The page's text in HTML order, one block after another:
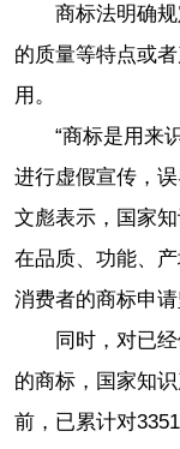
联盟
商标法明确
的质量等特点或
用。
“商标是用来
进行虚假宣传，
文彪表示，国家
在品质、功能、
消费者的商标申请
同时，对已
的商标，国家知
前，已累计对